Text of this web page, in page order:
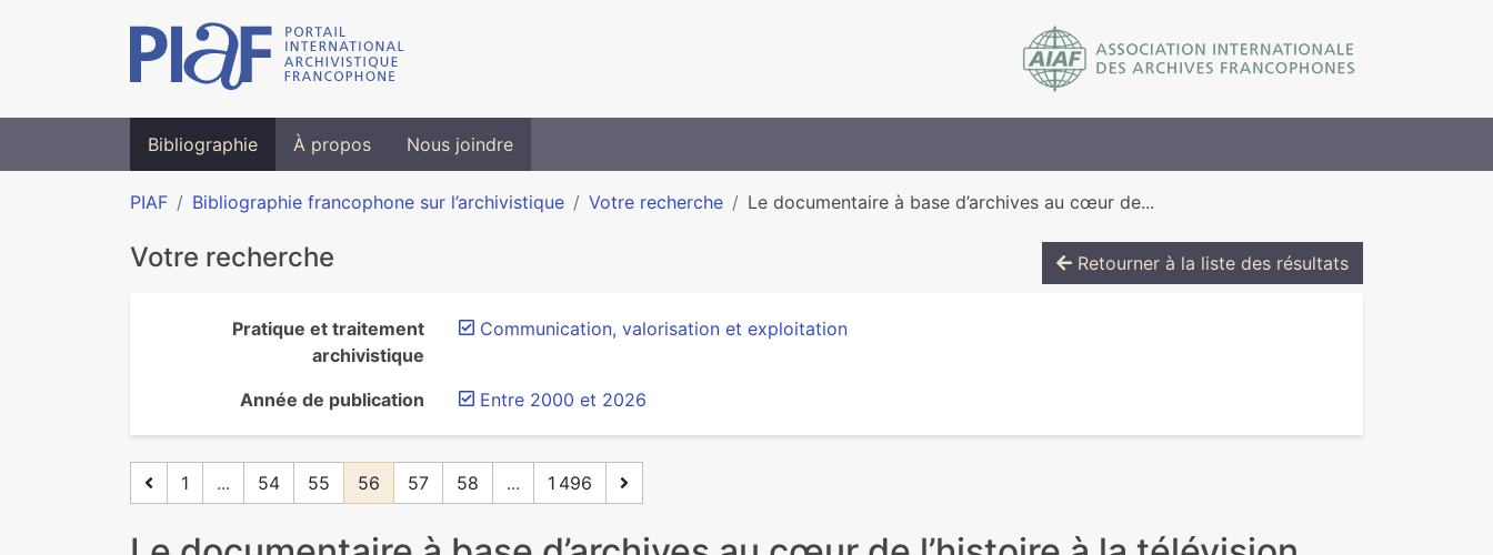
Bibliographie À propos Nous joindre
PIAF Bibliographie francophone sur l’archivistique Votre recherche Le documentaire à base d’archives au cœur de...
Votre recherche Retourner à la liste des résultats
Pratique et traitement
archivistique
Communication, valorisation et exploitation
Année de publication Entre 2000 et 2026
1 ... 54 55 56 57 58 ... 1 496